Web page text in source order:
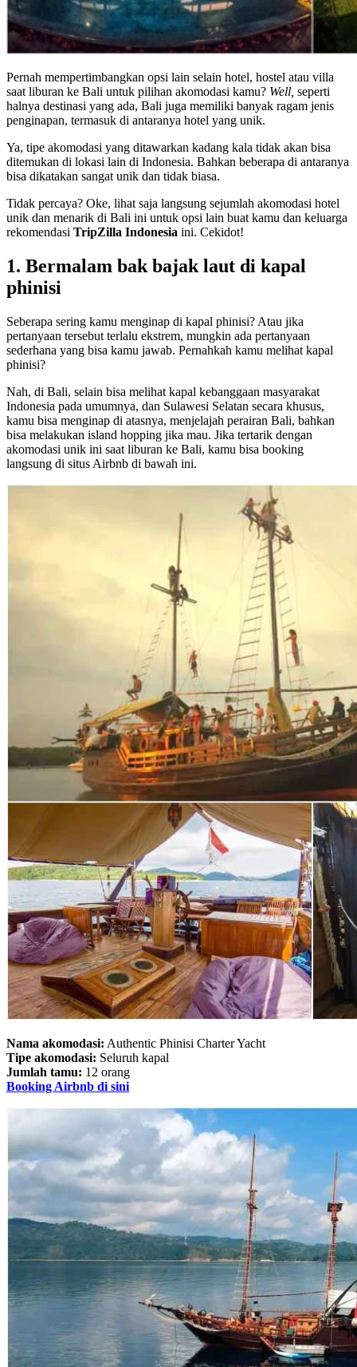
Pernah mempertimbangkan opsi lain selain hotel, hostel atau villa
saat liburan ke Bali untuk pilihan akomodasi kamu? Well, seperti
halnya destinasi yang ada, Bali juga memiliki banyak ragam jenis
penginapan, termasuk di antaranya hotel yang unik.
Ya, tipe akomodasi yang ditawarkan kadang kala tidak akan bisa
ditemukan di lokasi lain di Indonesia. Bahkan beberapa di antaranya
bisa dikatakan sangat unik dan tidak biasa.
Tidak percaya? Oke, lihat saja langsung sejumlah akomodasi hotel
unik dan menarik di Bali ini untuk opsi lain buat kamu dan keluarga
rekomendasi TripZilla Indonesia ini. Cekidot!
1. Bermalam bak bajak laut di kapal
phinisi
Seberapa sering kamu menginap di kapal phinisi? Atau jika
pertanyaan tersebut terlalu ekstrem, mungkin ada pertanyaan
sederhana yang bisa kamu jawab. Pernahkah kamu melihat kapal
phinisi?
Nah, di Bali, selain bisa melihat kapal kebanggaan masyarakat
Indonesia pada umumnya, dan Sulawesi Selatan secara khusus,
kamu bisa menginap di atasnya, menjelajah perairan Bali, bahkan
bisa melakukan island hopping jika mau. Jika tertarik dengan
akomodasi unik ini saat liburan ke Bali, kamu bisa booking
langsung di situs Airbnb di bawah ini.
Nama akomodasi: Authentic Phinisi Charter Yacht
Tipe akomodasi: Seluruh kapal
Jumlah tamu: 12 orang
Booking Airbnb di sini